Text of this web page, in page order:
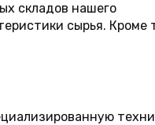
складов нашего
сырья. Кроме